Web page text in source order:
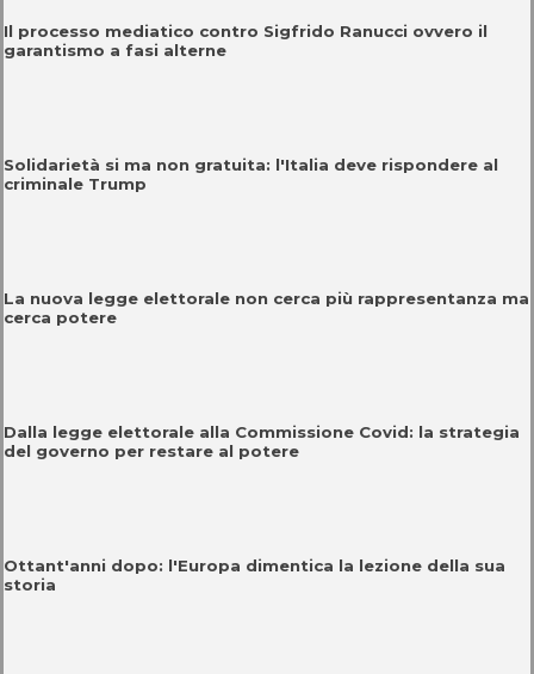
Il processo mediatico contro Sigfrido Ranucci ovvero il
garantismo a fasi alterne
Solidarietà si ma non gratuita: l'Italia deve rispondere al
criminale Trump
La nuova legge elettorale non cerca più rappresentanza ma
cerca potere
Dalla legge elettorale alla Commissione Covid: la strategia
del governo per restare al potere
Ottant'anni dopo: l'Europa dimentica la lezione della sua
storia